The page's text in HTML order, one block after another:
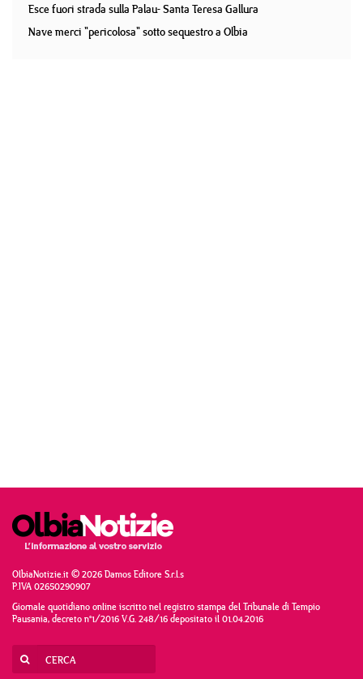
Esce fuori strada sulla Palau- Santa Teresa Gallura
Nave merci "pericolosa" sotto sequestro a Olbia
OlbiaNotizie.it © 2026 Damos Editore S.r.l.s
P.IVA 02650290907
Giornale quotidiano online iscritto nel registro stampa del Tribunale di Tempio
Pausania, decreto n°1/2016 V.G. 248/16 depositato il 01.04.2016